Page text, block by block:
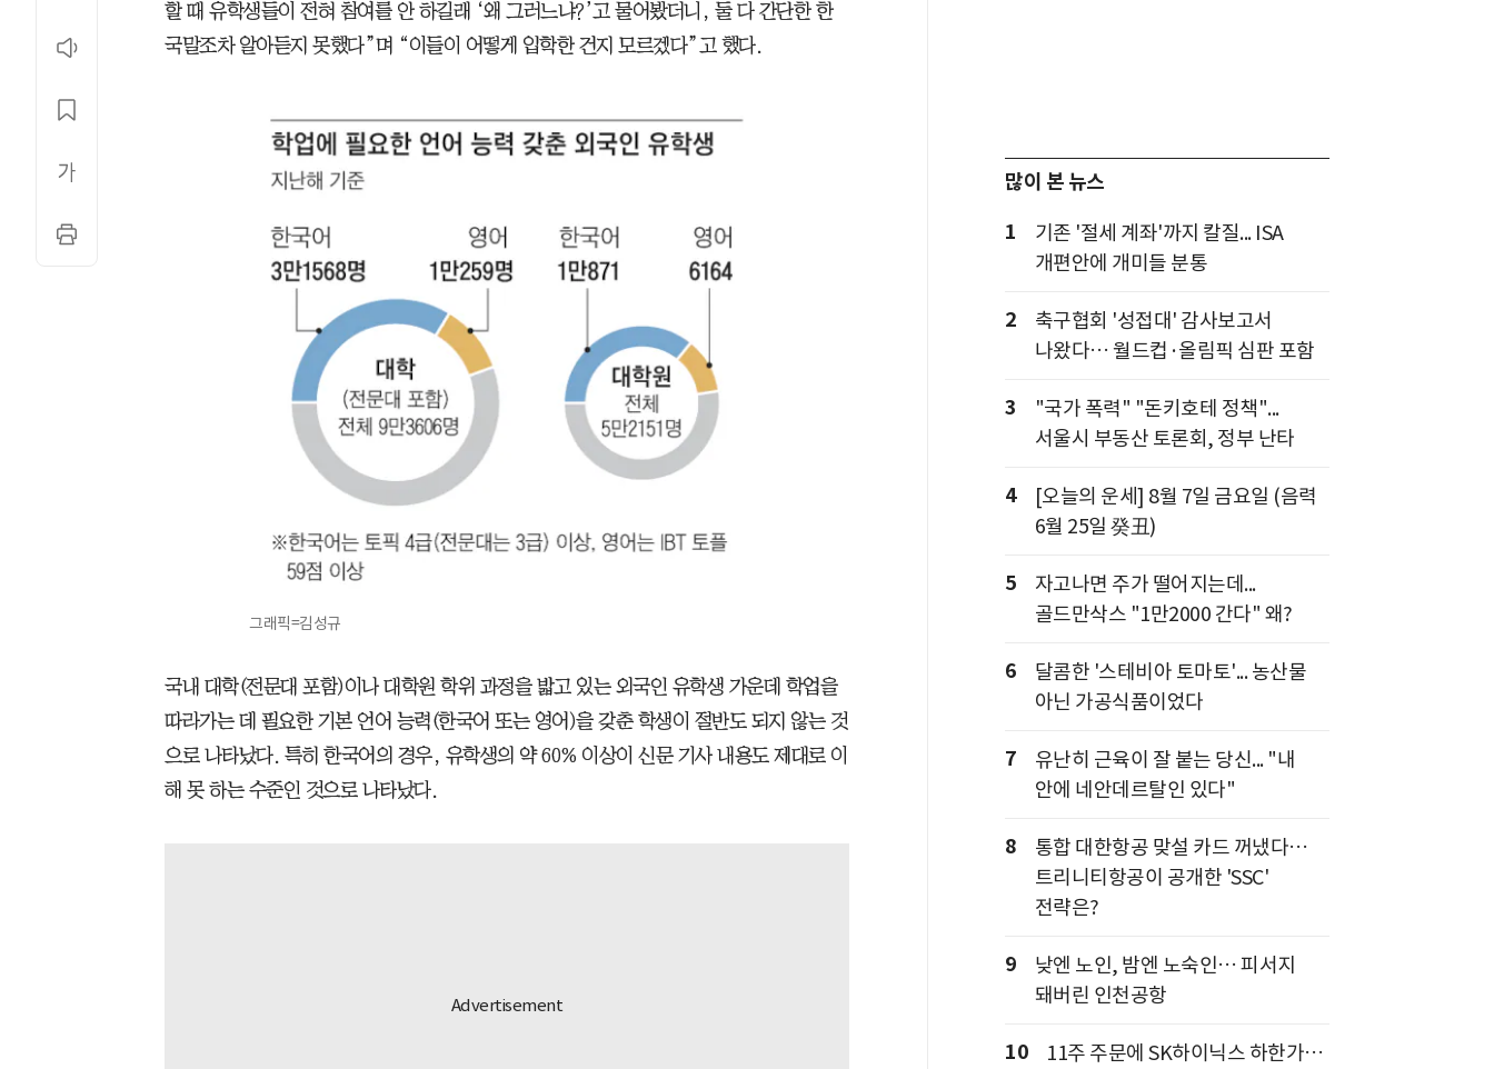
할 때 유학생들이 전혀 참여를 안 하길래 ‘왜 그러느냐?’고 물어봤더니, 둘 다 간단한 한
국말조차 알아듣지 못했다”며 “이들이 어떻게 입학한 건지 모르겠다”고 했다.
그래픽=김성규
국내 대학(전문대 포함)이나 대학원 학위 과정을 밟고 있는 외국인 유학생 가운데 학업을
따라가는 데 필요한 기본 언어 능력(한국어 또는 영어)을 갖춘 학생이 절반도 되지 않는 것
으로 나타났다. 특히 한국어의 경우, 유학생의 약 60% 이상이 신문 기사 내용도 제대로 이
해 못 하는 수준인 것으로 나타났다.
많이 본 뉴스
1
기존 '절세 계좌'까지 칼질... ISA
개편안에 개미들 분통
2
축구협회 '성접대' 감사보고서
나왔다… 월드컵·올림픽 심판 포함
3
"국가 폭력" "돈키호테 정책"...
서울시 부동산 토론회, 정부 난타
4
[오늘의 운세] 8월 7일 금요일 (음력
6월 25일 癸丑)
5
자고나면 주가 떨어지는데...
골드만삭스 "1만2000 간다" 왜?
6
달콤한 '스테비아 토마토'... 농산물
아닌 가공식품이었다
7
유난히 근육이 잘 붙는 당신... "내
안에 네안데르탈인 있다"
8
통합 대한항공 맞설 카드 꺼냈다…
트리니티항공이 공개한 'SSC'
전략은?
9
낮엔 노인, 밤엔 노숙인… 피서지
돼버린 인천공항
10
11주 주문에 SK하이닉스 하한가…